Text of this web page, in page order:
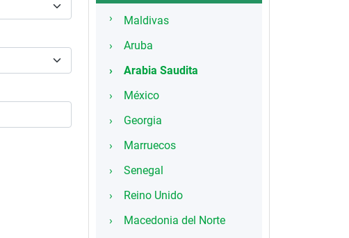
Maldivas
Aruba
Arabia Saudita
México
Georgia
Marruecos
Senegal
Reino Unido
Macedonia del Norte